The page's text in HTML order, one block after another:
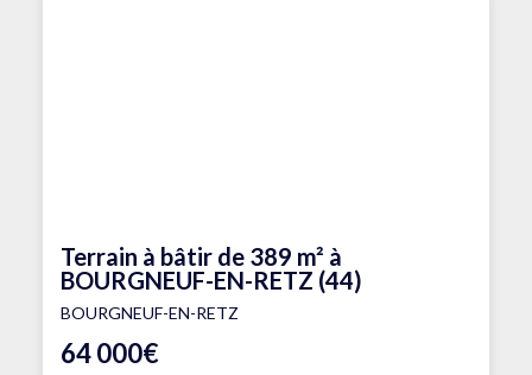
Terrain à bâtir de 389 m² à
BOURGNEUF-EN-RETZ (44)
BOURGNEUF-EN-RETZ
64 000€